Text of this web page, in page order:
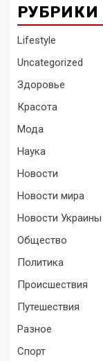
РУБРИКИ
Lifestyle
Uncategorized
Здоровье
Красота
Мода
Наука
Новости
Новости мира
Новости Украины
Общество
Политика
Происшествия
Путешествия
Разное
Спорт